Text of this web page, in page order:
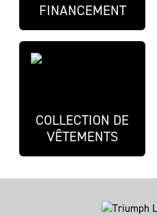
FINANCEMENT
COLLECTION DE
VÊTEMENTS